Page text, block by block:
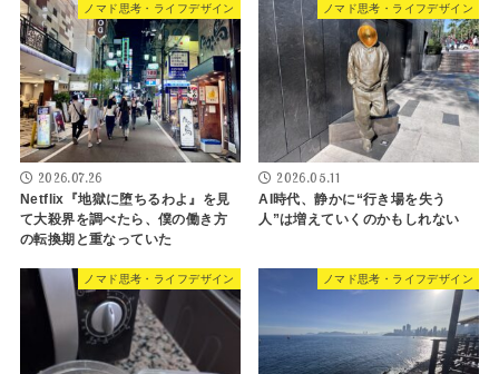
ノマド思考・ライフデザイン
2026.07.26
Netflix『地獄に堕ちるわよ』を見
て大殺界を調べたら、僕の働き方
の転換期と重なっていた
ノマド思考・ライフデザイン
2026.05.11
AI時代、静かに“行き場を失う
人”は増えていくのかもしれない
ノマド思考・ライフデザイン ノマド思考・ライフデザイン